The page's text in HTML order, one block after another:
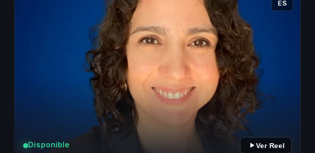
ES
Disponible Ver Reel